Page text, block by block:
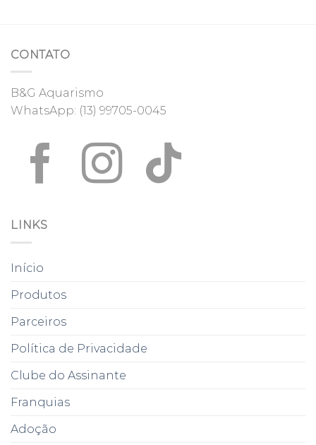
CONTATO
B&G Aquarismo
WhatsApp: (13) 99705-0045
LINKS
Início
Produtos
Parceiros
Política de Privacidade
Clube do Assinante
Franquias
Adoção